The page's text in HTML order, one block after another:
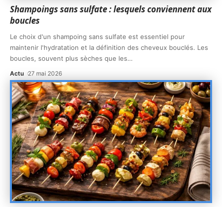
Shampoings sans sulfate : lesquels conviennent aux
boucles
Le choix d'un shampoing sans sulfate est essentiel pour
maintenir l'hydratation et la définition des cheveux bouclés. Les
boucles, souvent plus sèches que les…
Actu 27 mai 2026